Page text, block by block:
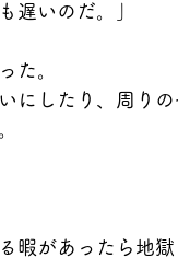
遅いのだ。」
た。
にしたり、周り
暇があったら地